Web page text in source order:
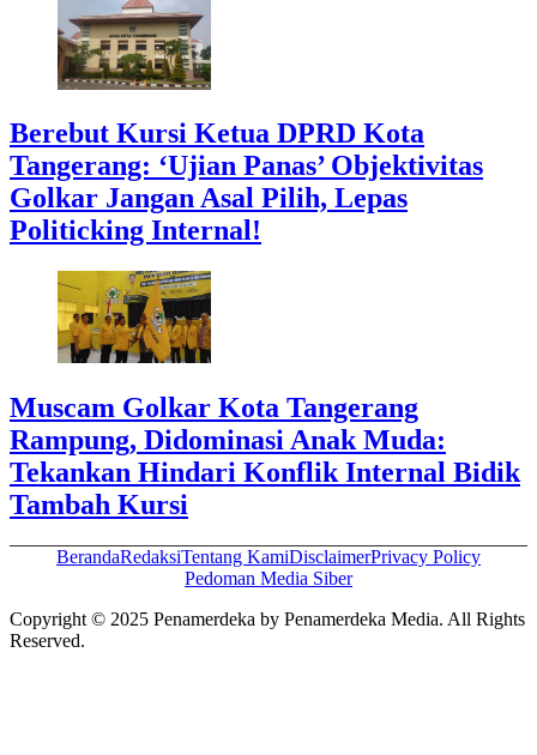
Berebut Kursi Ketua DPRD Kota
Tangerang: ‘Ujian Panas’ Objektivitas
Golkar Jangan Asal Pilih, Lepas
Politicking Internal!
Muscam Golkar Kota Tangerang
Rampung, Didominasi Anak Muda:
Tekankan Hindari Konflik Internal Bidik
Tambah Kursi
BerandaRedaksiTentang KamiDisclaimerPrivacy Policy
Pedoman Media Siber
Copyright © 2025 Penamerdeka by Penamerdeka Media. All Rights
Reserved.